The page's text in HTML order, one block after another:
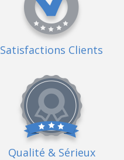
Satisfactions Clients
Qualité & Sérieux